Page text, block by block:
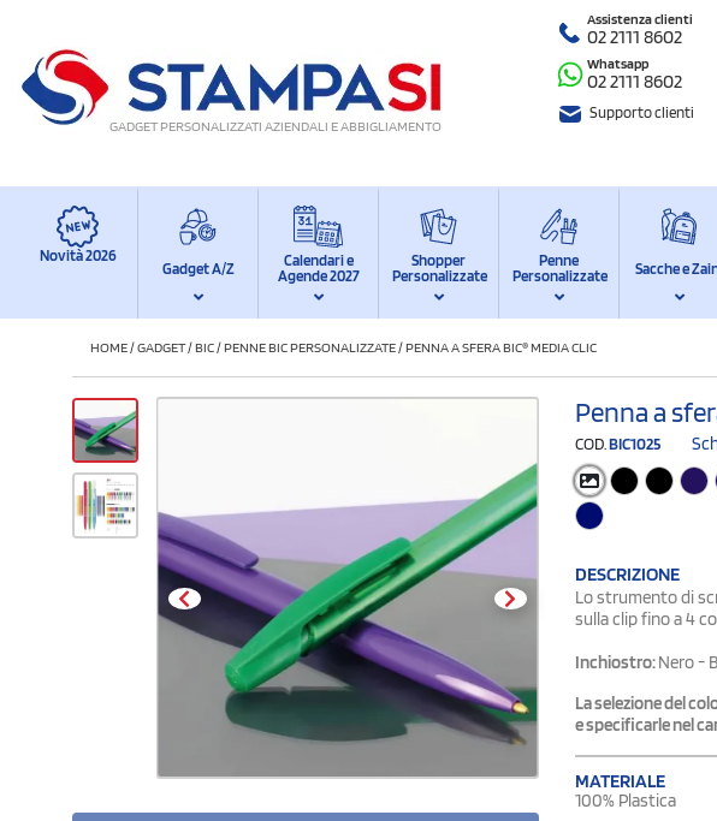
GADGET PERSONALIZZATI AZIENDALI E ABBIGLIAMENTO
Assistenza clienti
02 2111 8602
Whatsapp
02 2111 8602
Supporto clienti
Novità 2026
Gadget A/Z
Calendari e
Agende 2027
Shopper
Personalizzate
Penne
Personalizzate
Sacche e
HOME/GADGET/BIC/PENNE BIC PERSONALIZZATE/PENNA A SFERA BIC® MEDIA CLIC
Penna a
COD. BIC1025
DESCRIZIONE
Lo strumento di
sulla clip fino a 4
Inchiostro:Nero -
La selezione del
e specificarle nel
MATERIALE
100% Plastica